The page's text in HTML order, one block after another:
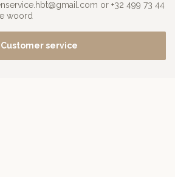
or +32 499 73 44
woord
Customer service